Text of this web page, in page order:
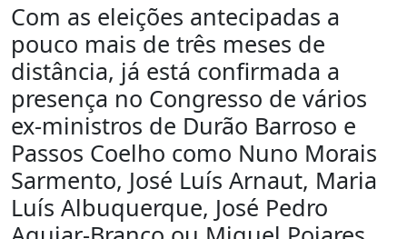
Com as eleições antecipadas a
pouco mais de três meses de
distância, já está confirmada a
presença no Congresso de vários
ex-ministros de Durão Barroso e
Passos Coelho como Nuno Morais
Sarmento, José Luís Arnaut, Maria
Luís Albuquerque, José Pedro